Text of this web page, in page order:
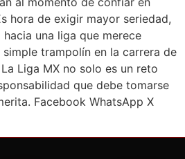
hora de exigir mayor seriedad,
una liga que merece
simple trampolín en la carrera de
Liga MX no solo es un reto
que debe tomarse
Facebook WhatsApp X